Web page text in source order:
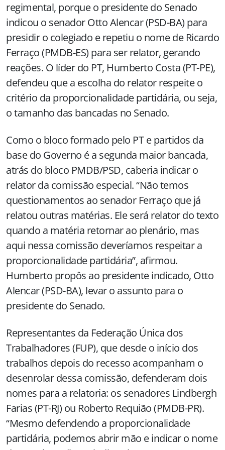
regimental, porque o presidente do Senado
indicou o senador Otto Alencar (PSD-BA) para
presidir o colegiado e repetiu o nome de Ricardo
Ferraço (PMDB-ES) para ser relator, gerando
reações. O líder do PT, Humberto Costa (PT-PE),
defendeu que a escolha do relator respeite o
critério da proporcionalidade partidária, ou seja,
o tamanho das bancadas no Senado.
Como o bloco formado pelo PT e partidos da
base do Governo é a segunda maior bancada,
atrás do bloco PMDB/PSD, caberia indicar o
relator da comissão especial. “Não temos
questionamentos ao senador Ferraço que já
relatou outras matérias. Ele será relator do texto
quando a matéria retornar ao plenário, mas
aqui nessa comissão deveríamos respeitar a
proporcionalidade partidária”, afirmou.
Humberto propôs ao presidente indicado, Otto
Alencar (PSD-BA), levar o assunto para o
presidente do Senado.
Representantes da Federação Única dos
Trabalhadores (FUP), que desde o início dos
trabalhos depois do recesso acompanham o
desenrolar dessa comissão, defenderam dois
nomes para a relatoria: os senadores Lindbergh
Farias (PT-RJ) ou Roberto Requião (PMDB-PR).
“Mesmo defendendo a proporcionalidade
partidária, podemos abrir mão e indicar o nome